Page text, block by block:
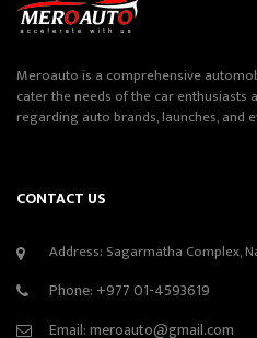
Meroauto is a comprehensive
cater the needs of the car
regarding auto brands, launches, and
CONTACT US
Address: Sagarmatha Complex,
Phone: +977 01-4593619
Email:meroauto@gmail.com